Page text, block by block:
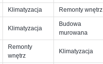
Klimatyzacja Remonty wnętrz
Klimatyzacja
Budowa
murowana
Remonty
wnętrz
Klimatyzacja